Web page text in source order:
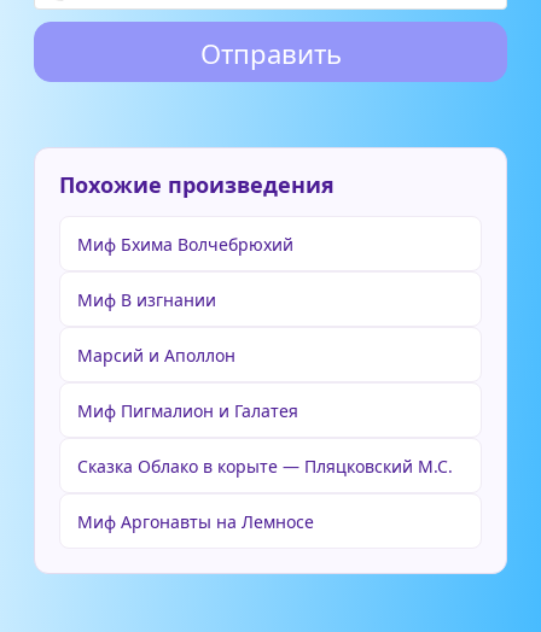
Похожие произведения
Миф Бхима Волчебрюхий
Миф В изгнании
Марсий и Аполлон
Миф Пигмалион и Галатея
Сказка Облако в корыте — Пляцковский М.С.
Миф Аргонавты на Лемносе